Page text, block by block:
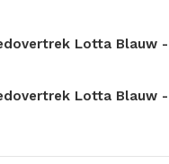
Lotta Blauw
Lotta Blauw